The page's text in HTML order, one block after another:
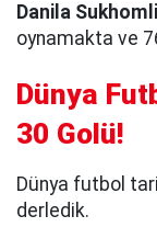
Danila
oynamakta ve
Dünya
30 Golü!
Dünya futbol
derledik.